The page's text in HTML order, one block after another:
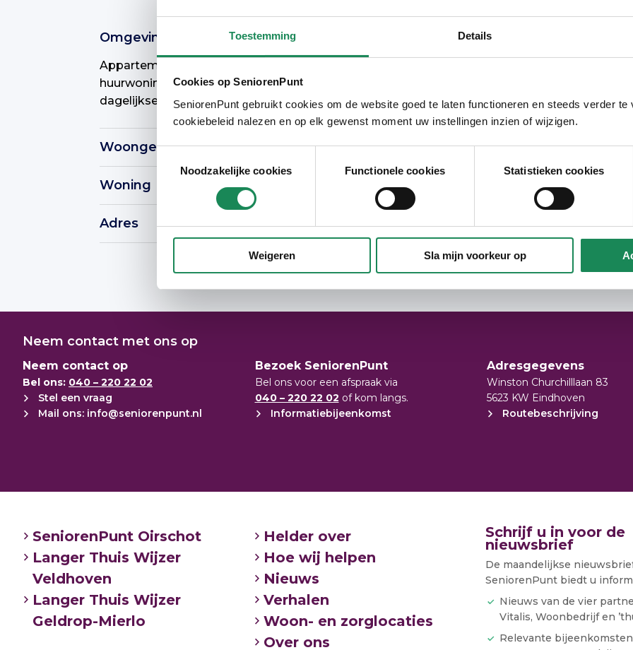
Toestemming Details
Cookies op SeniorenPunt
SeniorenPunt gebruikt cookies om de website goed te laten functioneren en steeds verder te
cookiebeleid nalezen en op elk gewenst moment uw instellingen inzien of wijzigen.
Noodzakelijke cookies
Functionele cookies Statistieken cookies
Weigeren Sla mijn voorkeur op
Omgeving
Appartementen liggen in een gebied waar grotendeels eengezins
huurwoningen liggen. Tivoli is een levendige buurt. Op loopafstand kun je de
dagelijkse boodschappen doen.
Woongebouw
Tussen de seniorenwoningen liggen ook enkele woningen voor gezinnen en
appartementen voor alle doelgroepen
Woning
De woningen bevatten twee slaapkamers, waarvan alle voorzieningen op de
begane grond aanwezig zijn.
Adres
Neem contact met ons op
Neem contact op
Bel ons: 040 – 220 22 02
Stel een vraag
Mail ons: info@seniorenpunt.nl
Bezoek SeniorenPunt
Bel ons voor een afspraak via
040 – 220 22 02 of kom langs.
Informatiebijeenkomst
Adresgegevens
Winston Churchilllaan 83
5623 KW Eindhoven
Routebeschrijving
SeniorenPunt Oirschot
Langer Thuis Wijzer
Veldhoven
Langer Thuis Wijzer
Geldrop-Mierlo
Helder over
Hoe wij helpen
Nieuws
Verhalen
Woon- en zorglocaties
Over ons
Schrijf u in voor de
nieuwsbrief
De maandelijkse
SeniorenPunt biedt u
Nieuws van de vier
Vitalis, Woonbedrijf en
Relevante